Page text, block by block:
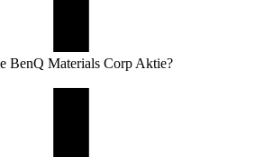
BenQ Materials Corp Aktie?